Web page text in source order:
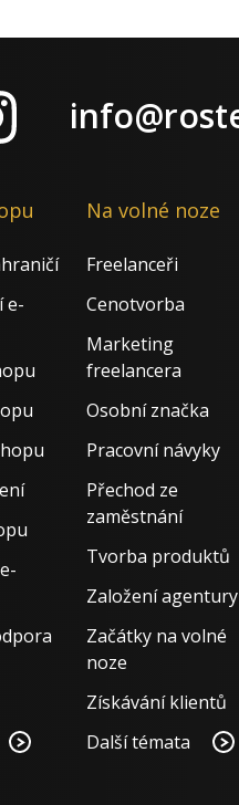
e-
Na volné noze
Freelanceři
Cenotvorba
Marketing
freelancera
Osobní značka
Pracovní návyky
Přechod ze
zaměstnání
Tvorba produktů
Založení agentury
Začátky na volné
noze
Získávání klientů
Další témata